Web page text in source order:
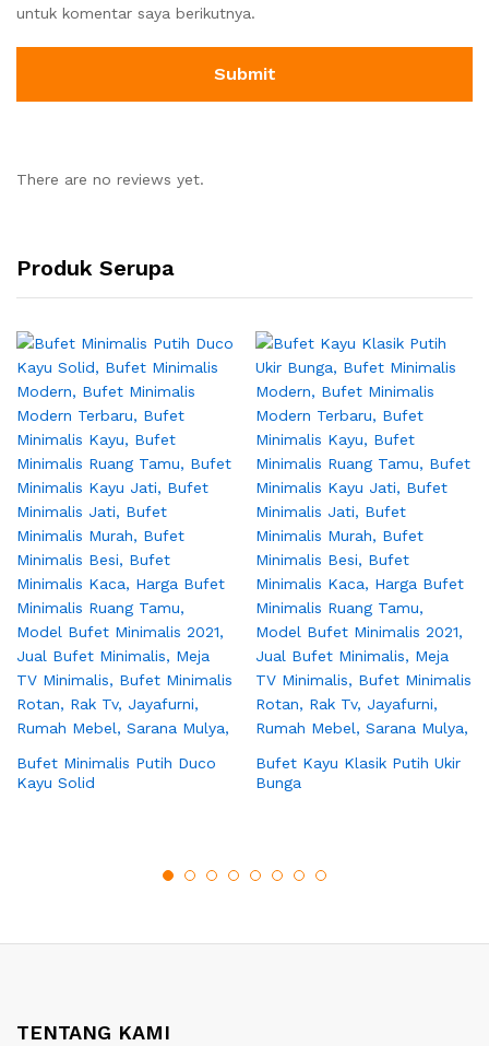
untuk komentar saya berikutnya.
There are no reviews yet.
Produk Serupa
Bufet Minimalis Putih Duco
Kayu Solid
Bufet Kayu Klasik Putih Ukir
Bunga
TENTANG KAMI